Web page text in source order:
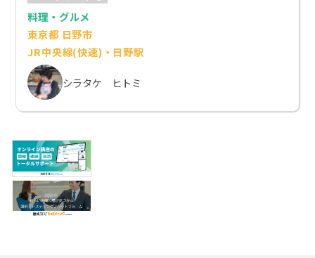
料理・グルメ
東京都 日野市
JR中央線(快速)・日野駅
シラタケ ヒトミ